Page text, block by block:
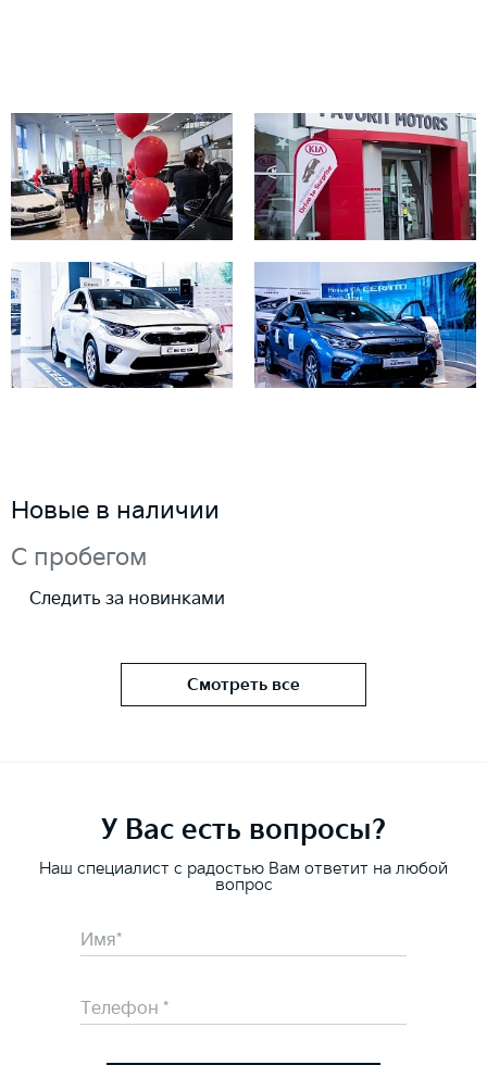
Новые в наличии
С пробегом
Следить за новинками
Смотреть все
У Вас есть вопросы?
Наш специалист с радостью Вам ответит на любой
вопрос